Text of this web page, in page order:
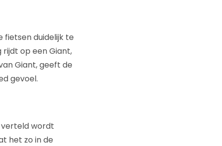
fietsen duidelijk te
rijdt op een Giant,
Giant, geeft de
gevoel.
verteld wordt
het zo in de